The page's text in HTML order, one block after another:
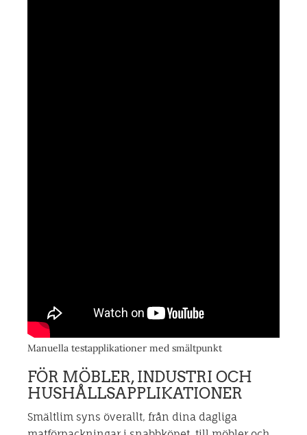
Manuella testapplikationer med smältpunkt
FÖR MÖBLER, INDUSTRI OCH
HUSHÅLLSAPPLIKATIONER
Smältlim syns överallt, från dina dagliga